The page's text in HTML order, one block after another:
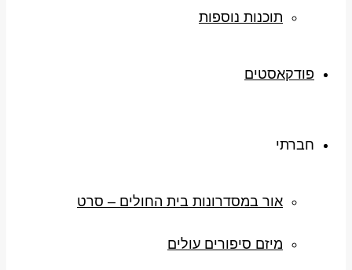
תוכנות נוספות
פודקאסטים
חברתי
אור במסדרונות בית החולים – סרט
מיזם סיפורים עולים